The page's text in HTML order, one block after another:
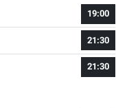
19:00
21:30
21:30